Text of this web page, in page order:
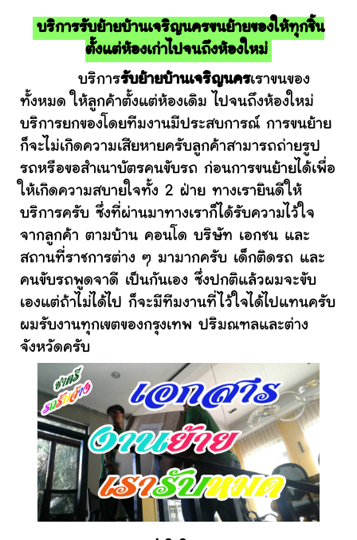
บริการรับย้ายบ้านเจริญนครขนย้ายของให้ทุกชิ้น
ตั้งแต่ห้องเก่าไปจนถึงห้องใหม่
บริการรับย้ายบ้านเจริญนครเราขนของ
ทั้งหมด ให้ลูกค้าตั้งแต่ห้องเดิม ไปจนถึงห้องใหม่
บริการยกของโดยทีมงานมีประสบการณ์ การขนย้าย
ก็จะไม่เกิดความเสียหายครับลูกค้าสามารถถ่ายรูป
รถหรือขอสำเนาบัตรคนขับรถ ก่อนการขนย้ายได้เพื่อ
ให้เกิดความสบายใจทั้ง 2 ฝ่าย ทางเรายินดีให้
บริการครับ ซึ่งที่ผ่านมาทางเราก็ได้รับความไว้ใจ
จากลูกค้า ตามบ้าน คอนโด บริษัท เอกชน และ
สถานที่ราชการต่าง ๆ มามากครับ เด็กติดรถ และ
คนขับรถพูดจาดี เป็นกันเอง ซึ่งปกติแล้วผมจะขับ
เองแต่ถ้าไม่ได้ไป ก็จะมีทีมงานที่ไว้ใจได้ไปแทนครับ
ผมรับงานทุกเขตของกรุงเทพ ปริมณฑลและต่าง
จังหวัดครับ